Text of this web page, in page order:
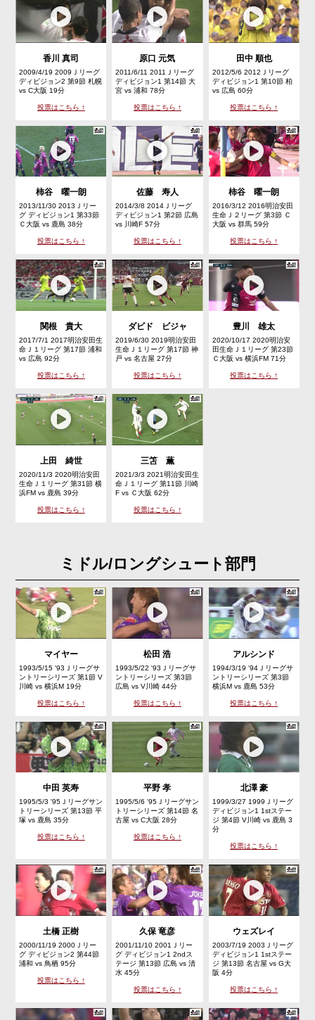
香川 真司
2009/4/19 2009Ｊリーグ
ディビジョン2 第9節 札幌
vs C大阪 19分
投票はこちら ↑
原口 元気
2011/6/11 2011Ｊリーグ
ディビジョン1 第14節 大
宮 vs 浦和 78分
投票はこちら ↑
田中 順也
2012/5/6 2012Ｊリーグ
ディビジョン1 第10節 柏
vs 広島 60分
投票はこちら ↑
柿谷 曜一朗
2013/11/30 2013Ｊリー
グ ディビジョン1 第33節
Ｃ大阪 vs 鹿島 38分
投票はこちら ↑
佐藤 寿人
2014/3/8 2014Ｊリーグ
ディビジョン1 第2節 広島
vs 川崎F 57分
投票はこちら ↑
柿谷 曜一朗
2016/3/12 2016明治安田
生命Ｊ２リーグ 第3節 Ｃ
大阪 vs 群馬 59分
投票はこちら ↑
関根 貴大
2017/7/1 2017明治安田生
命Ｊ１リーグ 第17節 浦和
vs 広島 92分
投票はこちら ↑
ダビド ビジャ
2019/6/30 2019明治安田
生命Ｊ１リーグ 第17節 神
戸 vs 名古屋 27分
投票はこちら ↑
豊川 雄太
2020/10/17 2020明治安
田生命Ｊ１リーグ 第23節
Ｃ大阪 vs 横浜FM 71分
投票はこちら ↑
上田 綺世
2020/11/3 2020明治安田
生命Ｊ１リーグ 第31節 横
浜FM vs 鹿島 39分
投票はこちら ↑
三笘 薫
2021/3/3 2021明治安田生
命Ｊ１リーグ 第11節 川崎
F vs Ｃ大阪 62分
投票はこちら ↑
ミドル/ロングシュート部門
マイヤー
1993/5/15 '93Ｊリーグサ
ントリーシリーズ 第1節 V
川崎 vs 横浜M 19分
投票はこちら ↑
松田 浩
1993/5/22 '93Ｊリーグサ
ントリーシリーズ 第3節
広島 vs V川崎 44分
投票はこちら ↑
アルシンド
1994/3/19 '94Ｊリーグサ
ントリーシリーズ 第3節
横浜M vs 鹿島 53分
投票はこちら ↑
中田 英寿
1995/5/3 '95Ｊリーグサン
トリーシリーズ 第13節 平
塚 vs 鹿島 35分
投票はこちら ↑
平野 孝
1995/5/6 '95Ｊリーグサン
トリーシリーズ 第14節 名
古屋 vs C大阪 28分
投票はこちら ↑
北澤 豪
1999/3/27 1999Ｊリーグ
ディビジョン1 1stステー
ジ 第4節 V川崎 vs 鹿島 3
分
投票はこちら ↑
土橋 正樹
2000/11/19 2000Ｊリー
グ ディビジョン2 第44節
浦和 vs 鳥栖 95分
投票はこちら ↑
久保 竜彦
2001/11/10 2001Ｊリー
グ ディビジョン1 2ndス
テージ 第13節 広島 vs 清
水 45分
投票はこちら ↑
ウェズレイ
2003/7/19 2003Ｊリーグ
ディビジョン1 1stステー
ジ 第13節 名古屋 vs G大
阪 4分
投票はこちら ↑